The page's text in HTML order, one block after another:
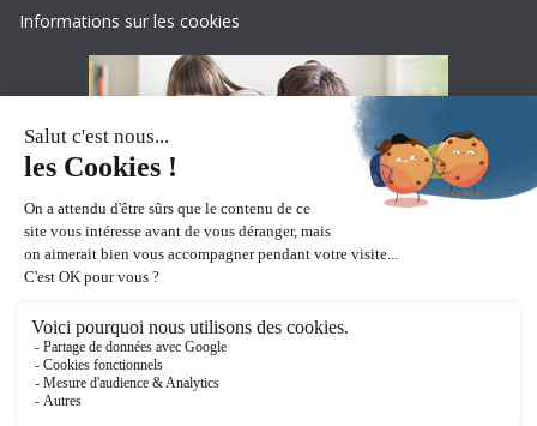
Informations sur les cookies